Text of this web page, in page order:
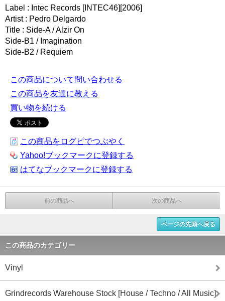
Label : Intec Records [INTEC46][2006]
Artist : Pedro Delgardo
Title : Side-A / Alzir On
Side-B1 / Imagination
Side-B2 / Requiem
この商品について問い合わせる
この商品を友達に教える
買い物を続ける
この商品をログピでつぶやく
Yahoo!ブックマークに登録する
はてなブックマークに登録する
前の商品へ 次の商品へ
ページの先頭へ戻る
この商品のカテゴリー
Vinyl
Grindrecords Warehouse Stock [House / Techno / All Music]